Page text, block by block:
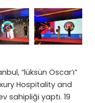
“lüksün Oscar’ı”
Hospitality and
sahipliği yaptı. 19